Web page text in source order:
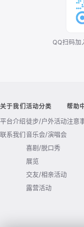
QQ扫码加
关于我们
平台介绍
联系我们
活动分类
徒步/户外活动
音乐会/演唱会
喜剧/脱口秀
展览
交友/相亲活动
露营活动
帮助
注意